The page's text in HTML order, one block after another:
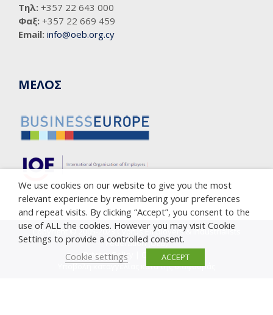
Τηλ: +357 22 643 000
Φαξ: +357 22 669 459
Email: info@oeb.org.cy
ΜΕΛΟΣ
Copyright © 2005-2023 Cyprus Employers & Industrialists
Federation (OEB)
Privacy Policy
Cookie Policy
Υποβολή καταγγελίας κατά της διαφθοράς
We use cookies on our website to give you the most
relevant experience by remembering your preferences
and repeat visits. By clicking “Accept”, you consent to the
use of ALL the cookies. However you may visit Cookie
Settings to provide a controlled consent.
Cookie settings
ACCEPT